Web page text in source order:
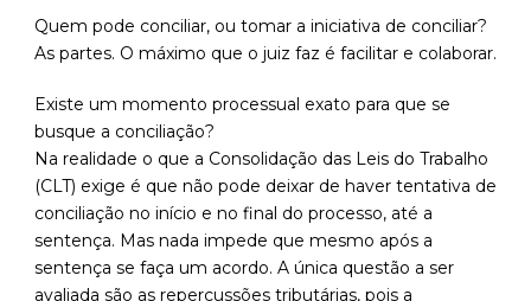
Quem pode conciliar, ou tomar a iniciativa de conciliar?
As partes. O máximo que o juiz faz é facilitar e colaborar.
Existe um momento processual exato para que se
busque a conciliação?
Na realidade o que a Consolidação das Leis do Trabalho
(CLT) exige é que não pode deixar de haver tentativa de
conciliação no início e no final do processo, até a
sentença. Mas nada impede que mesmo após a
sentença se faça um acordo. A única questão a ser
avaliada são as repercussões tributárias, pois a